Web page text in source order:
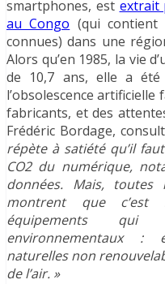
smartphones, est extrait
au Congo (qui contient
connues) dans une
Alors qu’en 1985, la vie
de 10,7 ans, elle a
l’obsolescence
fabricants, et des
Frédéric Bordage,
répète à satiété qu’il
CO2 du numérique,
données. Mais,
montrent que
équipements qui
environnementaux :
naturelles non
de l’air. »